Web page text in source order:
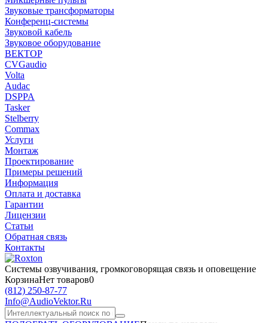
Звуковые трансформаторы
Конференц-системы
Звуковой кабель
Звуковое оборудование
ВЕКТОР
CVGaudio
Volta
Audac
DSPPA
Tasker
Stelberry
Commax
Услуги
Монтаж
Проектирование
Примеры решений
Информация
Оплата и доставка
Гарантии
Лицензии
Статьи
Обратная связь
Контакты
Системы озвучивания, громкоговорящая связь и оповещение
КорзинаНет товаров0
(812) 250-87-77
Info@AudioVektor.Ru